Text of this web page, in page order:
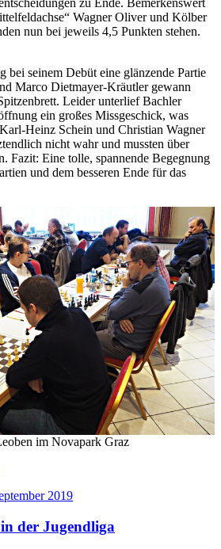
zu Ende. Bemerkenswert
Wagner Oliver und Kölber
nun bei jeweils 4,5 Punkten stehen.
bei seinem Debüt eine glänzende Partie
Marco Dietmayer-Kräutler gewann
Leider unterlief Bachler
ein großes Missgeschick, was
Heinz Schein und Christian Wagner
nicht wahr und mussten über
Fazit: Eine tolle, spannende Begegnung
und dem besseren Ende für das
im Novapark Graz
2019
der Jugendliga